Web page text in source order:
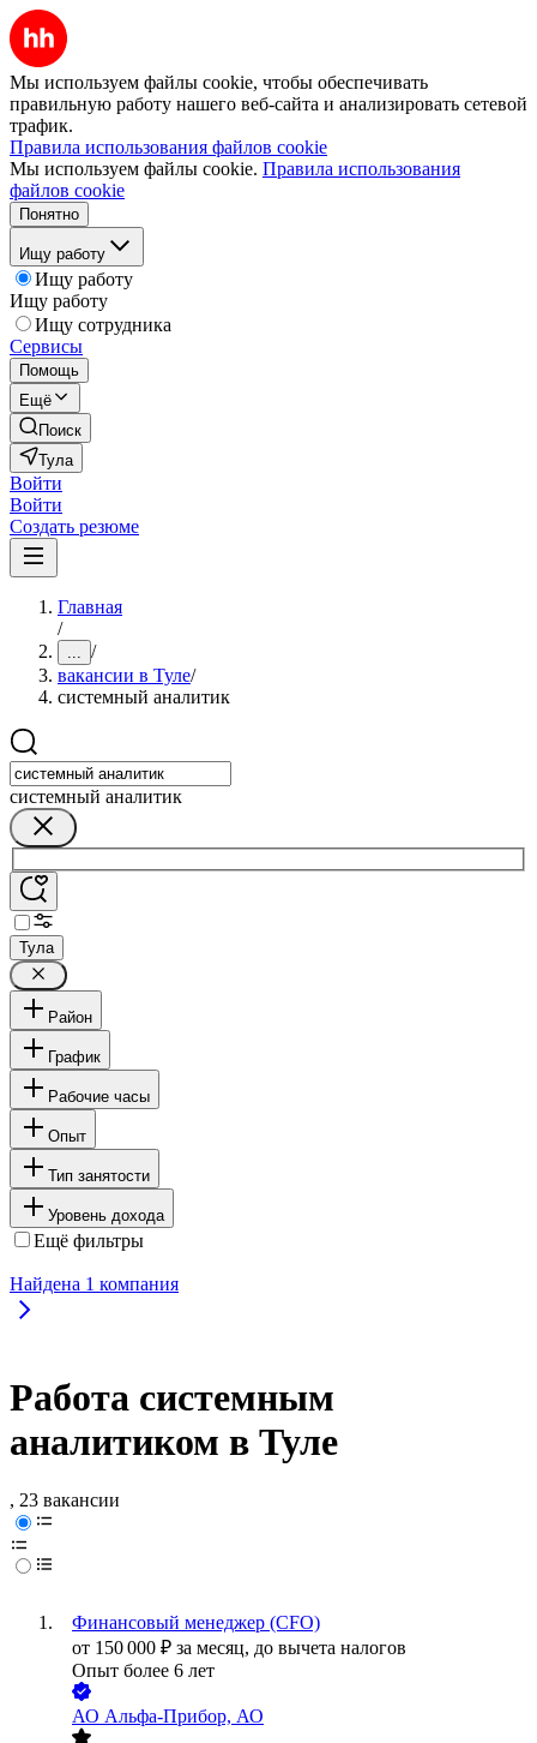
Мы используем файлы cookie, чтобы обеспечивать
правильную работу нашего веб-сайта и анализировать сетевой
трафик.
Правила использования файлов cookie
Мы используем файлы cookie. Правила использования
файлов cookie
Понятно
Ищу работу
Ищу работу
Ищу работу
Ищу сотрудника
Сервисы
Помощь
Ещё
Поиск
Тула
Войти
Войти
Создать резюме
Главная
/
... /
вакансии в Туле/
системный аналитик
системный аналитик
Тула
Район
График
Рабочие часы
Опыт
Тип занятости
Уровень дохода
Ещё фильтры
Найдена 1 компания
Работа системным
аналитиком в Туле
, 23 вакансии
Финансовый менеджер (CFO)
от 150 000 ₽ за месяц, до вычета налогов
Опыт более 6 лет
АО Альфа-Прибор, АО